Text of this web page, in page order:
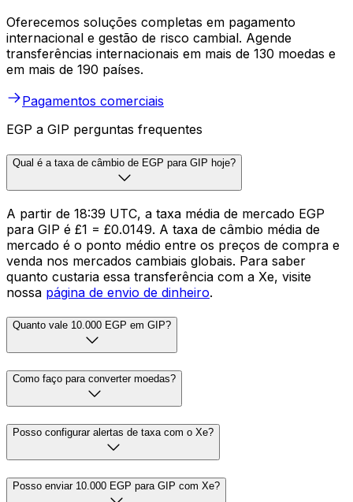
Oferecemos soluções completas em pagamento
internacional e gestão de risco cambial. Agende
transferências internacionais em mais de 130 moedas e
em mais de 190 países.
Pagamentos comerciais
EGP a GIP perguntas frequentes
Qual é a taxa de câmbio de EGP para GIP hoje?
A partir de 18:39 UTC, a taxa média de mercado EGP
para GIP é £1 = £0.0149. A taxa de câmbio média de
mercado é o ponto médio entre os preços de compra e
venda nos mercados cambiais globais. Para saber
quanto custaria essa transferência com a Xe, visite
nossa página de envio de dinheiro.
Quanto vale 10.000 EGP em GIP?
Como faço para converter moedas?
Posso configurar alertas de taxa com o Xe?
Posso enviar 10.000 EGP para GIP com Xe?